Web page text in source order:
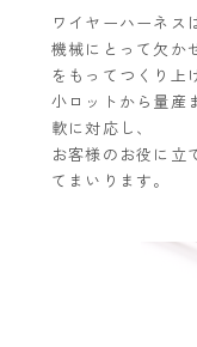
ワイヤーハーネス
機械にとって欠か
をもってつくり上
小ロットから量産
軟に対応し、
お客様のお役に立
てまいります。